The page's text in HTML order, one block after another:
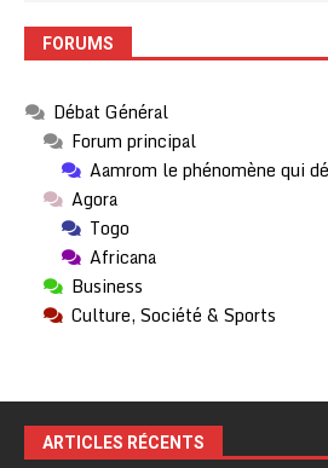
FORUMS
Débat Général
Forum principal
Aamrom le phénomène qui
Agora
Togo
Africana
Business
Culture, Société & Sports
ARTICLES RÉCENTS